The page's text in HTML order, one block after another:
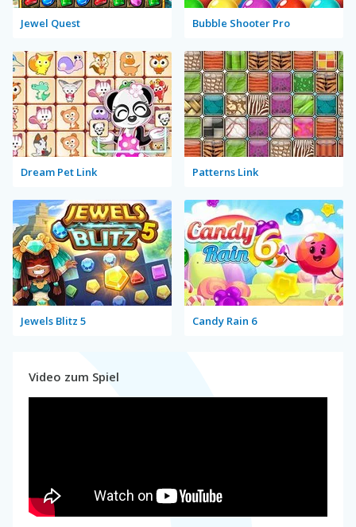
Jewel Quest Bubble Shooter Pro
Dream Pet Link Patterns Link
Jewels Blitz 5 Candy Rain 6
Video zum Spiel